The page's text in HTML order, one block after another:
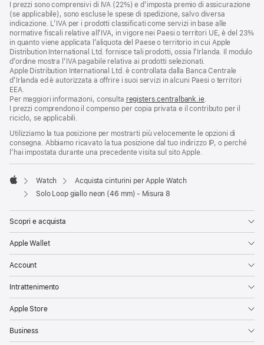
I prezzi sono comprensivi di IVA (22%) e d’imposta premio di assicurazione
(se applicabile), sono escluse le spese di spedizione, salvo diversa
indicazione. L’IVA per i prodotti classificati come servizi in base alle
normative fiscali relative all’IVA, in vigore nei Paesi o territori UE, è del 23%
in quanto viene applicata l’aliquota del Paese o territorio in cui Apple
Distribution International Ltd. fornisce tali prodotti, ossia l’Irlanda. Il modulo
d’ordine mostra l’IVA pagabile relativa ai prodotti selezionati.
Apple Distribution International Ltd. è controllata dalla Banca Centrale
d’Irlanda ed è autorizzata a offrire i suoi servizi in alcuni Paesi o territori
EEA.
Per maggiori informazioni, consulta registers.centralbank.ie.
I prezzi comprendono il compenso per copia privata e il contributo per il
riciclo, se applicabili.
Utilizziamo la tua posizione per mostrarti più velocemente le opzioni di
consegna. Abbiamo ricavato la tua posizione dal tuo indirizzo IP, o perché
l’hai impostata durante una precedente visita sul sito Apple.
Apple
Watch
Acquista cinturini per Apple Watch
Solo Loop giallo neon (46 mm) - Misura 8
Scopri e acquista
Apple Wallet
Account
Intrattenimento
Apple Store
Business